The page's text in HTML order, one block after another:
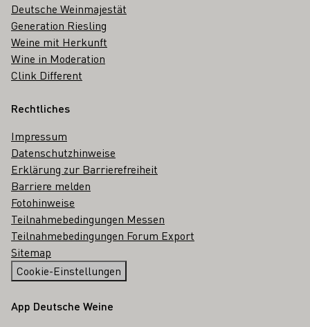
Deutsche Weinmajestät
Generation Riesling
Weine mit Herkunft
Wine in Moderation
Clink Different
Rechtliches
Impressum
Datenschutzhinweise
Erklärung zur Barrierefreiheit
Barriere melden
Fotohinweise
Teilnahmebedingungen Messen
Teilnahmebedingungen Forum Export
Sitemap
Cookie-Einstellungen
App Deutsche Weine